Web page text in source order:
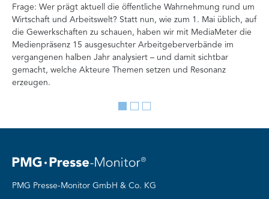
Frage: Wer prägt aktuell die öffentliche Wahrnehmung rund um
Wirtschaft und Arbeitswelt? Statt nun, wie zum 1. Mai üblich, auf
die Gewerkschaften zu schauen, haben wir mit MediaMeter die
Medienpräsenz 15 ausgesuchter Arbeitgeberverbände im
vergangenen halben Jahr analysiert – und damit sichtbar
gemacht, welche Akteure Themen setzen und Resonanz
erzeugen.
Go
slide
Go
slide
Go
slide
PMG Presse-Monitor GmbH & Co. KG